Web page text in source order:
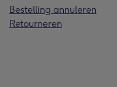
Bestelling annuleren
Retourneren